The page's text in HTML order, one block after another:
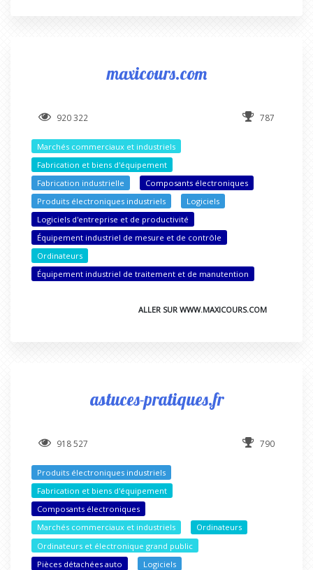
maxicours.com
920 322 787
Marchés commerciaux et industriels
Fabrication et biens d'équipement
Fabrication industrielle
Composants électroniques
Produits électroniques industriels
Logiciels
Logiciels d'entreprise et de productivité
Équipement industriel de mesure et de contrôle
Ordinateurs
Équipement industriel de traitement et de manutention
ALLER SUR WWW.MAXICOURS.COM
astuces-pratiques.fr
918 527 790
Produits électroniques industriels
Fabrication et biens d'équipement
Composants électroniques
Marchés commerciaux et industriels
Ordinateurs
Ordinateurs et électronique grand public
Pièces détachées auto
Logiciels